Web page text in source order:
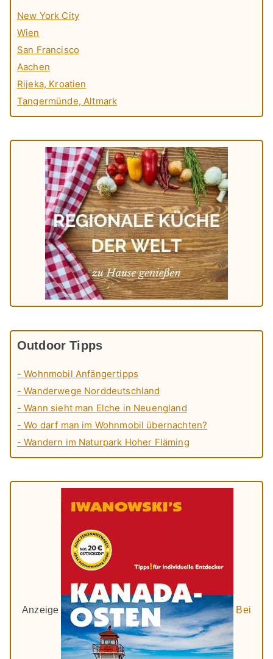
New York City
Wien
San Francisco
Aachen
Rijeka, Kroatien
Tangermünde, Altmark
Outdoor Tipps
- Wohnmobil Anfängertipps
- Wanderwege Norddeutschland
- Wann sieht man Elche in Neuengland
- Wo darf man im Wohnmobil übernachten?
- Wandern im Naturpark Hoher Fläming
Anzeige Bei